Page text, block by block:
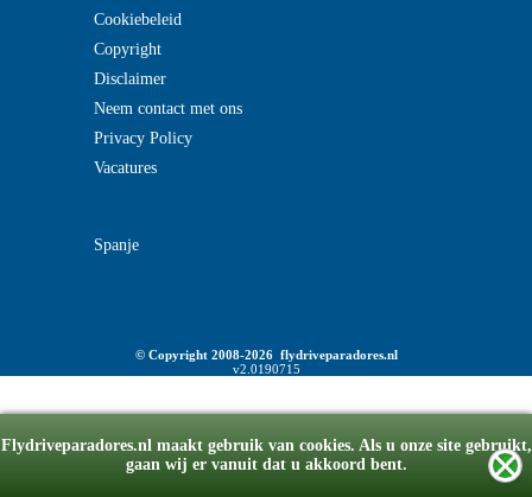
Flydriveparadores.nl maakt gebruik van cookies. Als u onze site gebruikt,
gaan wij er vanuit dat u akkoord bent.
Cookiebeleid
Copyright
Disclaimer
Neem contact met ons
Privacy Policy
Vacatures
Spanje
© Copyright 2008-2026 flydriveparadores.nl
v2.0190715